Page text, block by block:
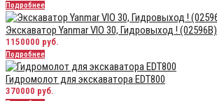
Подробнее
Экскаватор Yanmar VIO 30, Гидровыход ! (02596В)
1150000 руб.
Подробнее
Гидромолот для экскаватора EDT800
370000 руб.